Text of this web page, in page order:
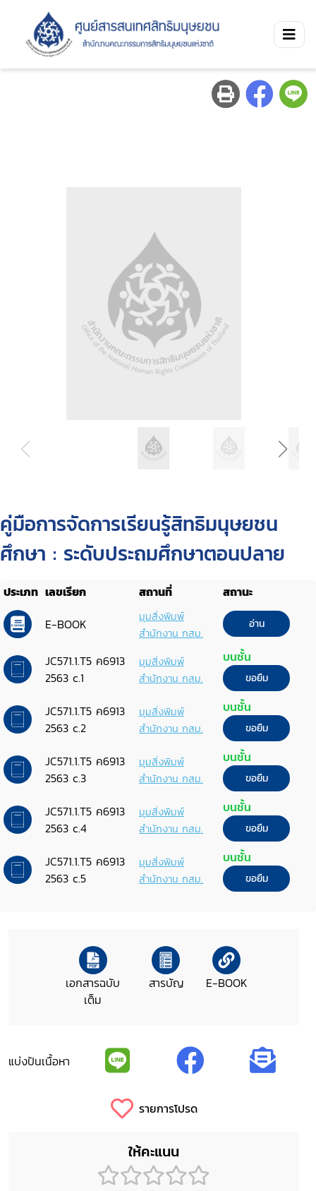
คู่มือการจัดการเรียนรู้สิทธิมนุษยชน
ศึกษา : ระดับประถมศึกษาตอนปลาย
ประเภท เลขเรียก สถานที่
สถานะ
E-BOOK
มุมสิ่งพิมพ์
สำนักงาน กสม.
อ่าน
JC571.1.T5 ค6913
2563 c.1
มุมสิ่งพิมพ์
สำนักงาน กสม.
บนชั้น
ขอยืม
JC571.1.T5 ค6913
2563 c.2
มุมสิ่งพิมพ์
สำนักงาน กสม.
บนชั้น
ขอยืม
JC571.1.T5 ค6913
2563 c.3
มุมสิ่งพิมพ์
สำนักงาน กสม.
บนชั้น
ขอยืม
JC571.1.T5 ค6913
2563 c.4
มุมสิ่งพิมพ์
สำนักงาน กสม.
บนชั้น
ขอยืม
JC571.1.T5 ค6913
2563 c.5
มุมสิ่งพิมพ์
สำนักงาน กสม.
บนชั้น
ขอยืม
เอกสารฉบับ
เต็ม
สารบัญ E-BOOK
แบ่งปันเนื้อหา
รายการโปรด
ให้คะแนน